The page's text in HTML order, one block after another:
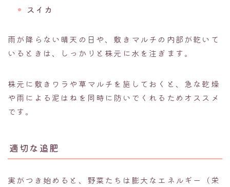
スイカ
雨が降らない晴天の日や、敷きマルチの内部が乾いて
いるときは、しっかりと株元に水を注ぎます。
株元に敷きワラや草マルチを施しておくと、急な乾燥
や雨による泥はねを同時に防いでくれるためオススメ
です。
適切な追肥
実がつき始めると、野菜たちは膨大なエネルギー（栄